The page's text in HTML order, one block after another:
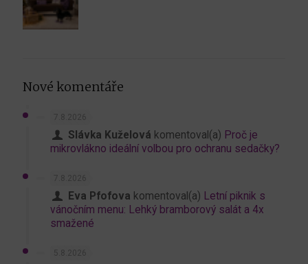
Nové komentáře
7.8.2026
Slávka Kuželová komentoval(a) Proč je
mikrovlákno ideální volbou pro ochranu sedačky?
7.8.2026
Eva Pfofova komentoval(a) Letní piknik s
vánočním menu: Lehký bramborový salát a 4x
smažené
5.8.2026